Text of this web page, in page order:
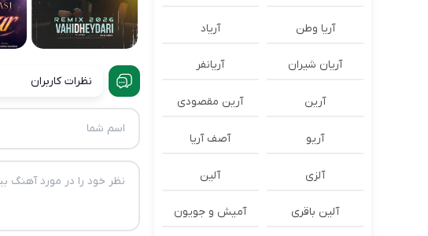
نظرات کاربران
آریا وطن آریاد
آریان شیران آریانفر
آرین آرین مقصودی
آریو آصف آریا
آلزی آلین
آلین باقری آمیش و جویون